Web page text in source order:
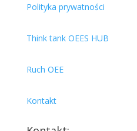
Polityka prywatności
Think tank OEES HUB
Ruch OEE
Kontakt